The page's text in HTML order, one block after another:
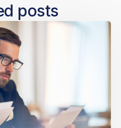
posts